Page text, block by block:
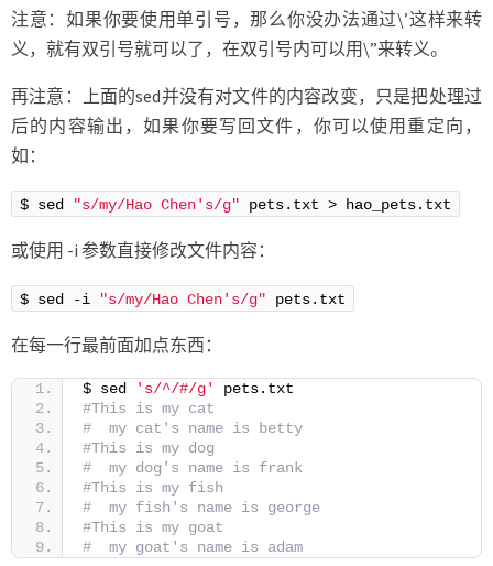
注意：如果你要使用单引号，那么你没办法通过\’这样来转
义，就有双引号就可以了，在双引号内可以用\”来转义。
再注意：上面的sed并没有对文件的内容改变，只是把处理过
后的内容输出，如果你要写回文件，你可以使用重定向，
如：
$ sed "s/my/Hao Chen's/g" pets.txt > hao_pets.txt
或使用 -i 参数直接修改文件内容：
$ sed -i "s/my/Hao Chen's/g" pets.txt
在每一行最前面加点东西：
$ sed 's/^/#/g'
pets.txt
#This is my cat
#  my cat's name is betty
#This is my dog
#  my dog's name is frank
#This is my fish
#  my fish's name is george
#This is my goat
#  my goat's name is adam